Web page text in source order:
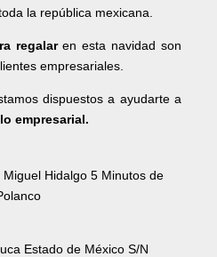
la república mexicana.
regalaren esta navidad son
empresariales.
dispuestos a ayudarte a
empresarial.
Hidalgo 5 Minutos de
Estado de México S/N